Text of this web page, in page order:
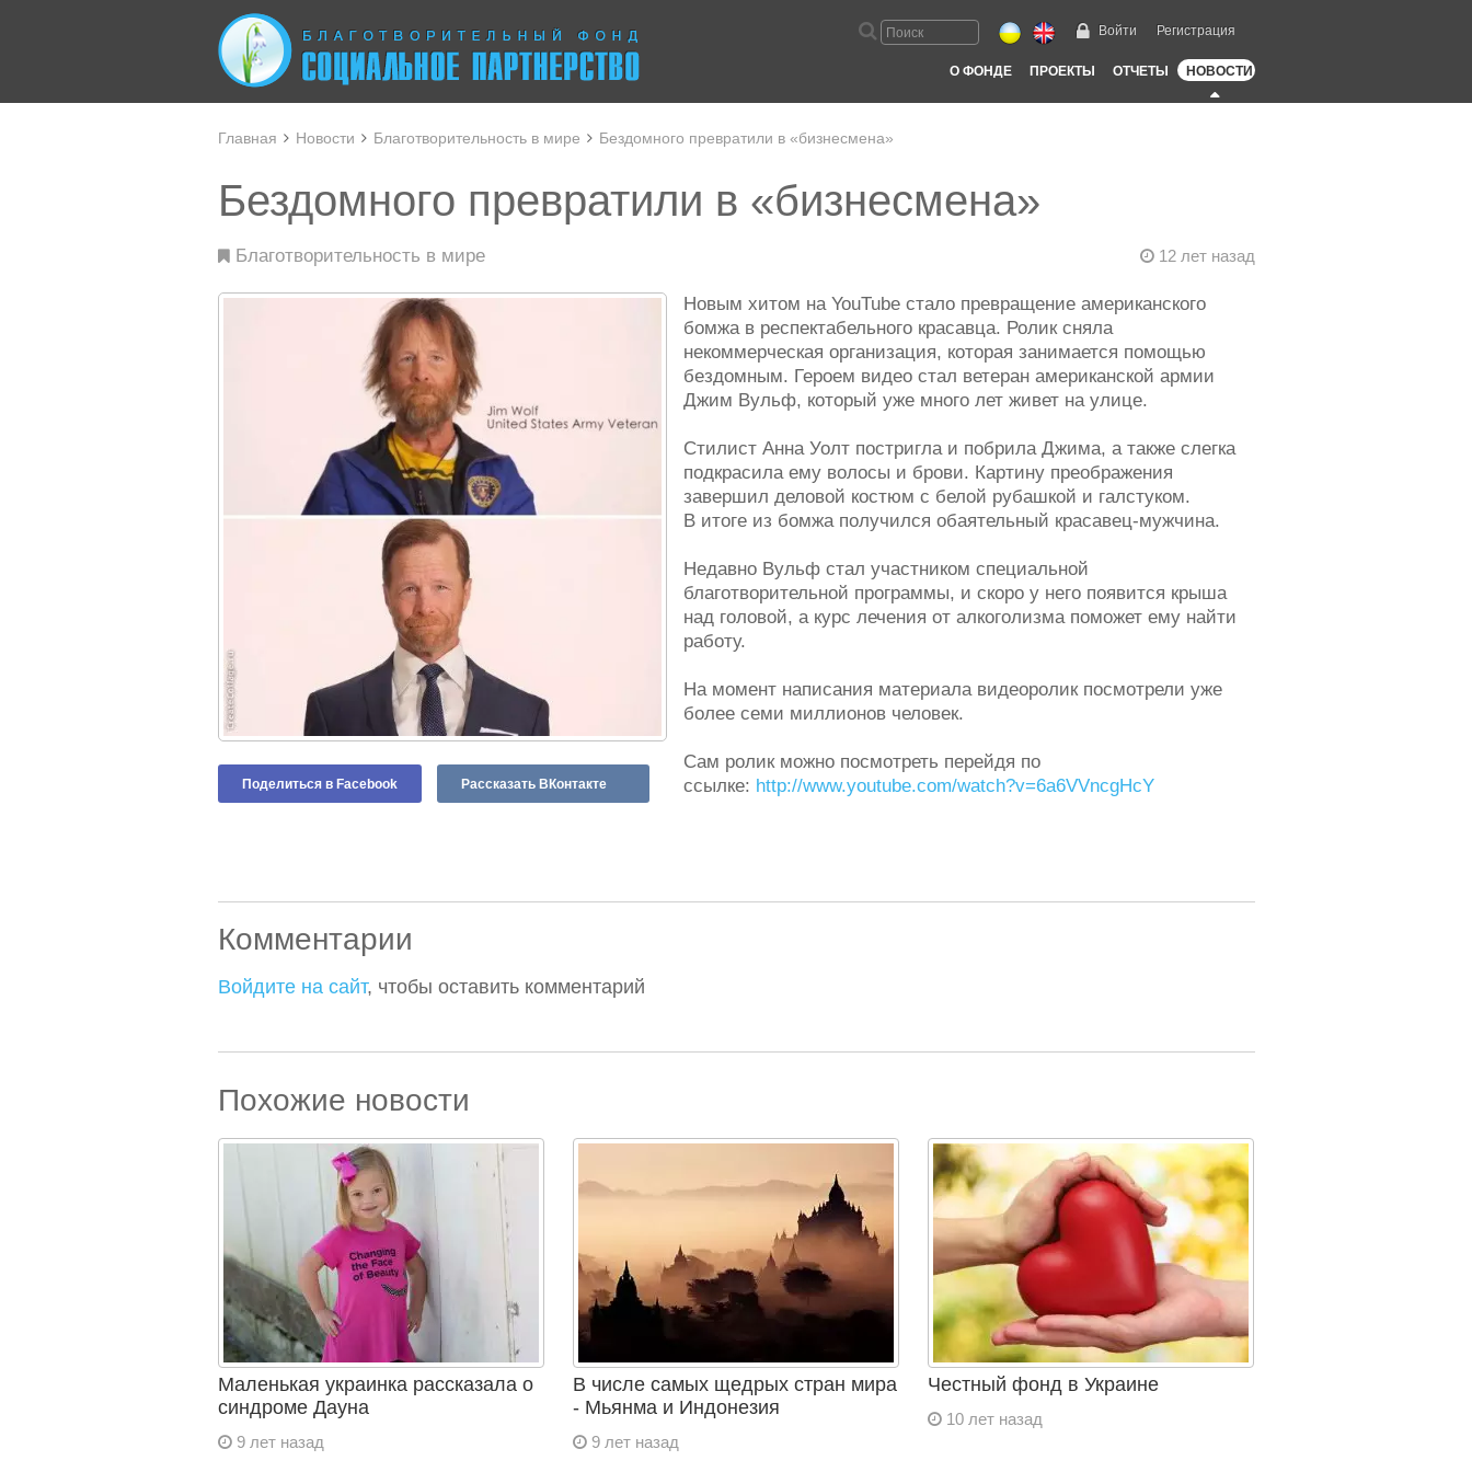
Войти Регистрация
О ФОНДЕ ПРОЕКТЫ ОТЧЕТЫ НОВОСТИ
Главная Новости Благотворительность в мире Бездомного превратили в «бизнесмена»
Бездомного превратили в «бизнесмена»
Благотворительность в мире 12 лет назад
Поделиться в Facebook Рассказать ВКонтакте
Новым хитом на YouTube стало превращение американского
бомжа в респектабельного красавца. Ролик сняла
некоммерческая организация, которая занимается помощью
бездомным. Героем видео стал ветеран американской армии
Джим Вульф, который уже много лет живет на улице.
Стилист Анна Уолт постригла и побрила Джима, а также слегка
подкрасила ему волосы и брови. Картину преображения
завершил деловой костюм с белой рубашкой и галстуком.
В итоге из бомжа получился обаятельный красавец-мужчина.
Недавно Вульф стал участником специальной
благотворительной программы, и скоро у него появится крыша
над головой, а курс лечения от алкоголизма поможет ему найти
работу.
На момент написания материала видеоролик посмотрели уже
более семи миллионов человек.
Сам ролик можно посмотреть перейдя по
ссылке: http://www.youtube.com/watch?v=6a6VVncgHcY
Комментарии
Войдите на сайт, чтобы оставить комментарий
Похожие новости
Маленькая украинка рассказала о
синдроме Дауна
9 лет назад
В числе самых щедрых стран мира
- Мьянма и Индонезия
9 лет назад
Честный фонд в Украине
10 лет назад